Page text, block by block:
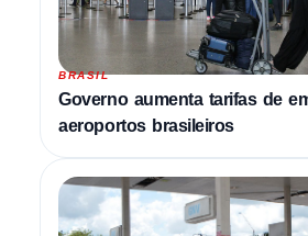
BRASIL
Governo aumenta tarifas de
aeroportos brasileiros